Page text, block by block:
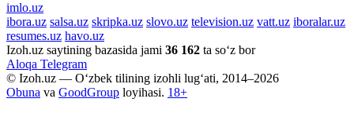
imlo.uz
ibora.uz salsa.uz skripka.uz slovo.uz television.uz vatt.uz iboralar.uz
resumes.uz havo.uz
Izoh.uz saytining bazasida jami 36 162 ta so‘z bor
Aloqa Telegram
© Izoh.uz — O‘zbek tilining izohli lug‘ati, 2014–2026
Obuna va GoodGroup loyihasi. 18+